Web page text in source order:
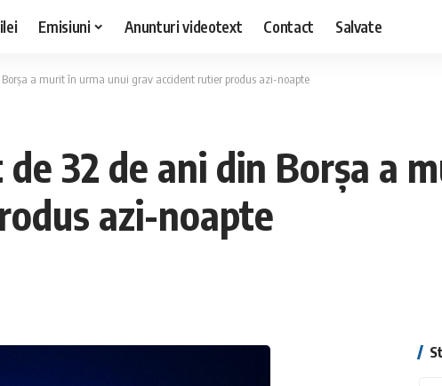
Emisiuni Anunturi videotext Contact Salvate
Borșa a murit în urma unui grav accident rutier produs azi-noapte
de 32 de ani din Borșa a
azi-noapte